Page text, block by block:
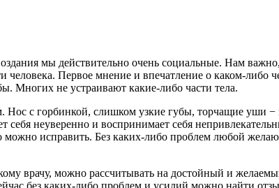
мы действительно очень социальные. Нам
Первое мнение и впечатление о каком-либо
Многих не устраивают какие-либо части тела.
Нос с горбинкой, слишком узкие губы, торчащие уши −
неуверенно и воспринимает себя
исправить. Без каких-либо проблем любой
врачу, можно рассчитывать на достойный и
без каких-либо проблем и усилий можно найти